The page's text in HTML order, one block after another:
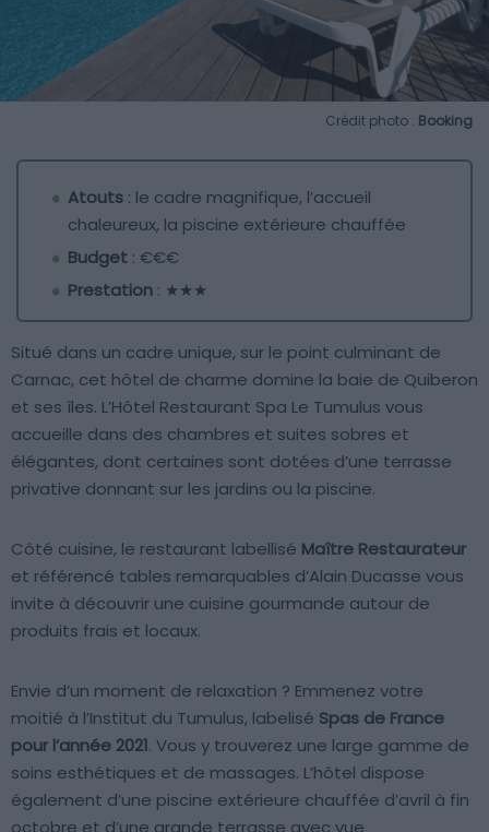
Crédit photo : Booking
Atouts : le cadre magnifique, l’accueil
chaleureux, la piscine extérieure chauffée
Budget : €€€
Prestation : ★★★
Situé dans un cadre unique, sur le point culminant de
Carnac, cet hôtel de charme domine la baie de Quiberon
et ses îles. L’Hôtel Restaurant Spa Le Tumulus vous
accueille dans des chambres et suites sobres et
élégantes, dont certaines sont dotées d’une terrasse
privative donnant sur les jardins ou la piscine.
Côté cuisine, le restaurant labellisé Maître Restaurateur
et référencé tables remarquables d’Alain Ducasse vous
invite à découvrir une cuisine gourmande autour de
produits frais et locaux.
Envie d’un moment de relaxation ? Emmenez votre
moitié à l’Institut du Tumulus, labelisé Spas de France
pour l’année 2021. Vous y trouverez une large gamme de
soins esthétiques et de massages. L’hôtel dispose
également d’une piscine extérieure chauffée d’avril à fin
octobre et d’une grande terrasse avec vue